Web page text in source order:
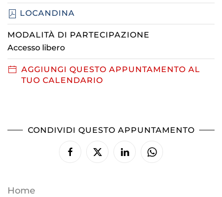
LOCANDINA
MODALITÀ DI PARTECIPAZIONE
Accesso libero
AGGIUNGI QUESTO APPUNTAMENTO AL
TUO CALENDARIO
CONDIVIDI QUESTO APPUNTAMENTO
Home